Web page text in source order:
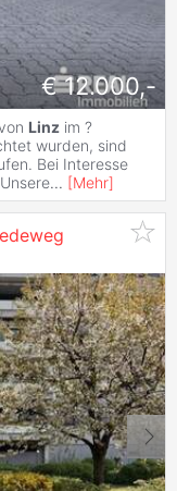
€ 12.000,-
Linz im ?
wurden, sind
Bei Interesse
... [Mehr]